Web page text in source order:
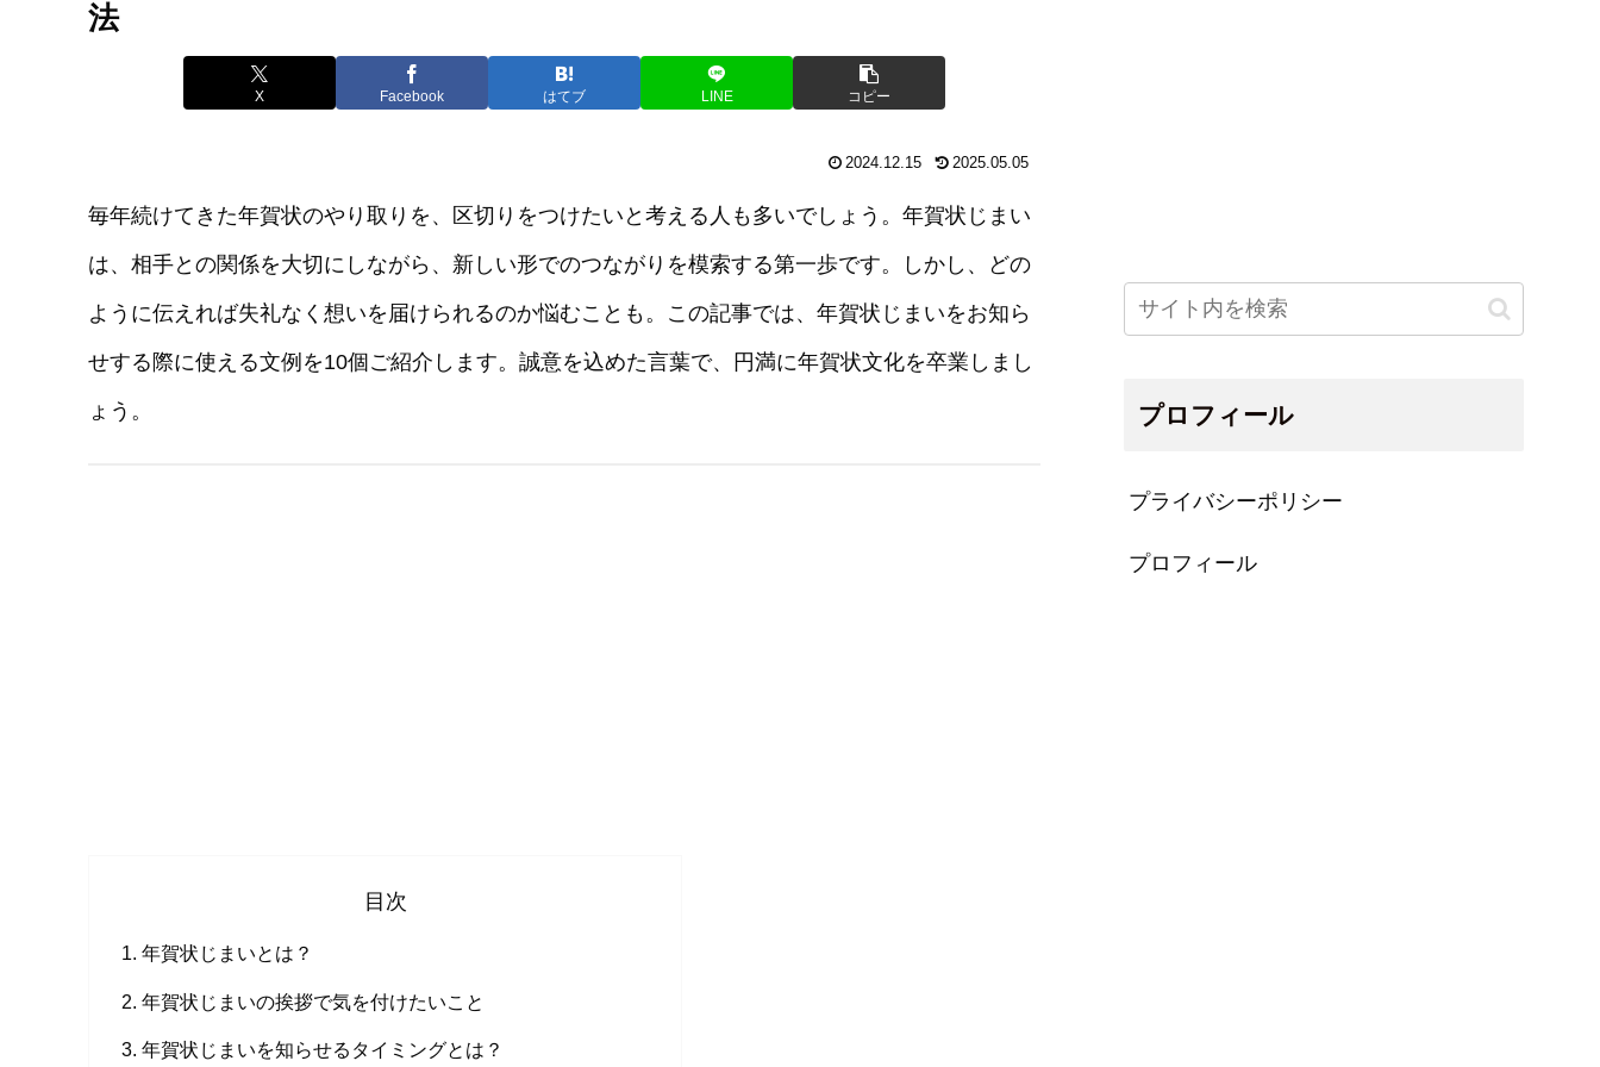
法
X Facebook はてブ LINE コピー
2024.12.15 2025.05.05
毎年続けてきた年賀状のやり取りを、区切りをつけたいと考える人も多いでしょう。年賀状じまい
は、相手との関係を大切にしながら、新しい形でのつながりを模索する第一歩です。しかし、どの
ように伝えれば失礼なく想いを届けられるのか悩むことも。この記事では、年賀状じまいをお知ら
せする際に使える文例を10個ご紹介します。誠意を込めた言葉で、円満に年賀状文化を卒業しまし
ょう。
目次
年賀状じまいとは？
年賀状じまいの挨拶で気を付けたいこと
年賀状じまいを知らせるタイミングとは？
プロフィール
プライバシーポリシー
プロフィール